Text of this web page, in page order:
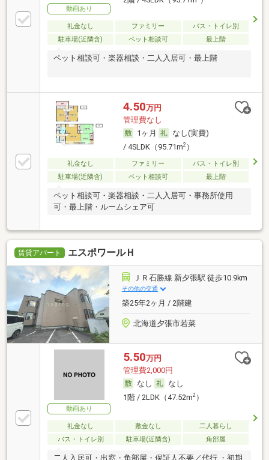
動画あり
礼金なし ファミリー
バス・トイレ別
駐車場(近隣含)
ペット相談可 最上階
ペット相談可・楽器相談・二人入居可・最上階
4.50万円
管理費なし
1ヶ月
なし(実費)
/ 4SLDK（95.71m2）
礼金なし ファミリー
バス・トイレ別
駐車場(近隣含)
ペット相談可 最上階
ペット相談可・楽器相談・二人入居可・事務所使用
可・最上階・ルームシェア可
賃貸アパート エスポワールＨ
ＪＲ石勝線 新夕張駅 徒歩10.9km
その他の交通
築25年2ヶ月 / 2階建
北海道夕張市若菜
動画あり
5.50万円
管理費2,000円
なし
なし
1階 / 2LDK（47.52m2）
礼金なし 敷金なし
二人暮らし
バス・トイレ別
駐車場(近隣含) 角部屋
二人入居可・出窓・角部屋・保証人不要／代行 ・初期